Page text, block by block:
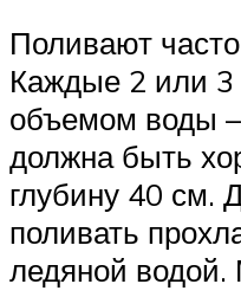
Поливают
Каждые 2 или
объемом воды
должна быть
глубину 40 см.
поливать
ледяной